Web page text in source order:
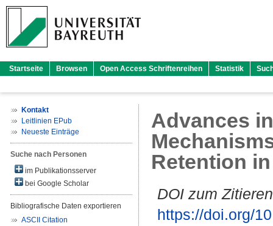
Startseite Browsen Open Access Schriftenreihen Statistik
Kontakt
Leitlinien EPub
Neueste Einträge
Suche nach Personen
im Publikationsserver
bei Google Scholar
Bibliografische Daten exportieren
ASCII Citation
Advances
Retention
DOI zum
https://doi.org/